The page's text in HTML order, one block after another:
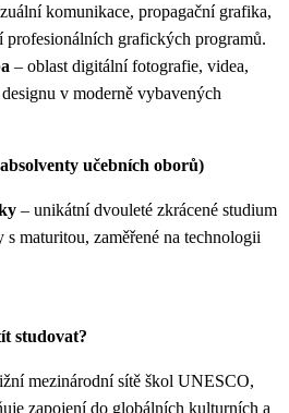
komunikace, propagační grafika,
profesionálních grafických programů.
– oblast digitální fotografie, videa,
v moderně vybavených
učebních oborů)
– unikátní dvouleté zkrácené studium
s maturitou, zaměřené na technologii
studovat?
mezinárodní sítě škol UNESCO,
zapojení do globálních kulturních a